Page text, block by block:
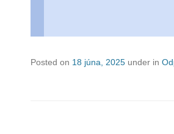
Posted on 18 júna, 2025 under in